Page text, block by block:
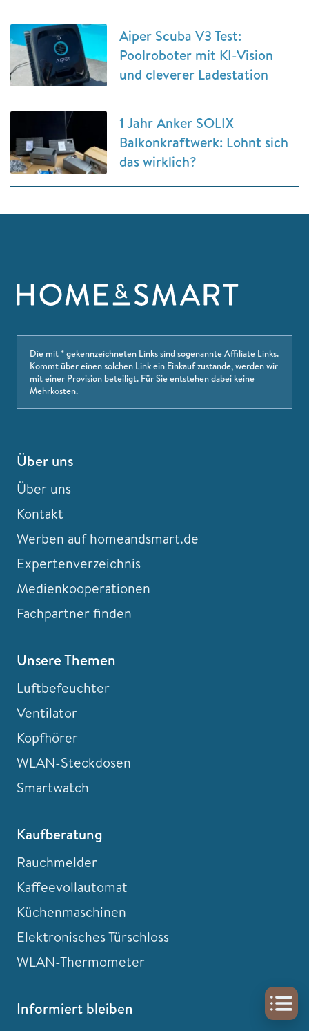
Aiper Scuba V3 Test:
Poolroboter mit KI-Vision
und cleverer Ladestation
1 Jahr Anker SOLIX
Balkonkraftwerk: Lohnt sich
das wirklich?
Die mit * gekennzeichneten Links sind sogenannte Affiliate Links.
Kommt über einen solchen Link ein Einkauf zustande, werden wir
mit einer Provision beteiligt. Für Sie entstehen dabei keine
Mehrkosten.
Über uns
Über uns
Kontakt
Werben auf homeandsmart.de
Expertenverzeichnis
Medienkooperationen
Fachpartner finden
Unsere Themen
Luftbefeuchter
Ventilator
Kopfhörer
WLAN-Steckdosen
Smartwatch
Kaufberatung
Rauchmelder
Kaffeevollautomat
Küchenmaschinen
Elektronisches Türschloss
WLAN-Thermometer
Informiert bleiben